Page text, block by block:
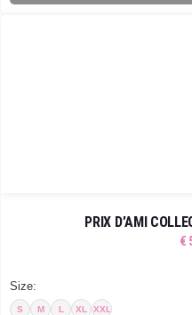
PRIX D’AMI
€
Size:
S M L XL XXL